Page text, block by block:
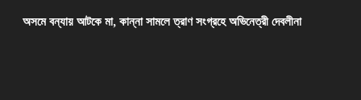
অসমে বন্যায় আটকে মা, কান্না সামলে ত্রাণ সংগ্রহে অভিনেত্রী দেবলীনা